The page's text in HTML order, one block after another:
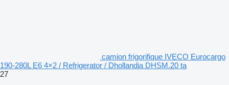
camion frigorifique IVECO Eurocargo
190-280L E6 4×2 / Refrigerator / Dhollandia DHSM.20 ta
27